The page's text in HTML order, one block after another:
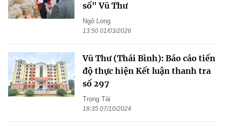
số" Vũ Thư
Ngô Long
13:50 01/03/2026
Vũ Thư (Thái Bình): Báo cáo tiến
độ thực hiện Kết luận thanh tra
số 297
Trọng Tài
18:35 07/10/2024